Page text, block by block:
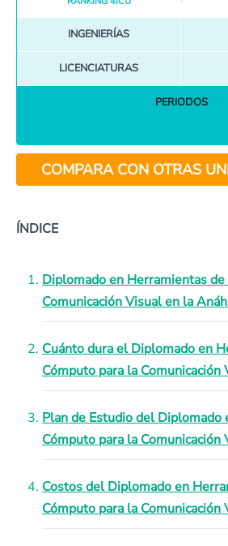
INGENIERÍAS
LICENCIATURAS
PERIODOS
COMPARA CON OTRAS
ÍNDICE
Diplomado en Herramientas
Comunicación Visual en la
Cuánto dura el Diplomado en
Cómputo para la Comunicación
Plan de Estudio del Diplomado
Cómputo para la Comunicación
Costos del Diplomado en
Cómputo para la Comunicación